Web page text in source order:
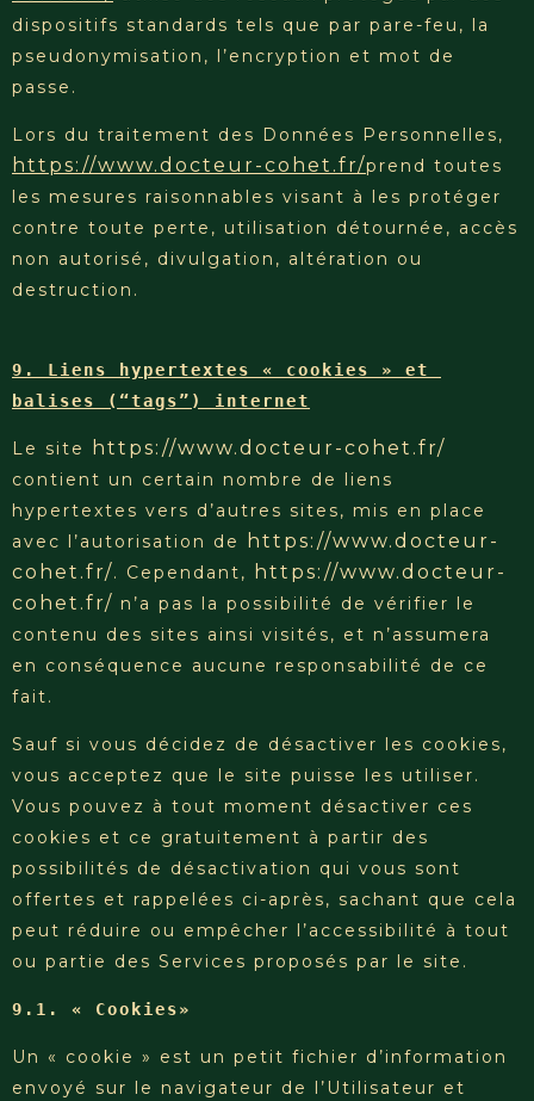
dispositifs standards tels que par pare-feu, la
pseudonymisation, l’encryption et mot de
passe.
Lors du traitement des Données Personnelles,
https://www.docteur-cohet.fr/prend toutes
les mesures raisonnables visant à les protéger
contre toute perte, utilisation détournée, accès
non autorisé, divulgation, altération ou
destruction.
9. Liens hypertextes « cookies » et
balises (“tags”) internet
Le site https://www.docteur-cohet.fr/
contient un certain nombre de liens
hypertextes vers d’autres sites, mis en place
avec l’autorisation de
https://www.docteur-
cohet.fr/. Cependant,
https://www.docteur-
cohet.fr/ n’a pas la possibilité de vérifier le
contenu des sites ainsi visités, et n’assumera
en conséquence aucune responsabilité de ce
fait.
Sauf si vous décidez de désactiver les cookies,
vous acceptez que le site puisse les utiliser.
Vous pouvez à tout moment désactiver ces
cookies et ce gratuitement à partir des
possibilités de désactivation qui vous sont
offertes et rappelées ci-après, sachant que cela
peut réduire ou empêcher l’accessibilité à tout
ou partie des Services proposés par le site.
9.1. « Cookies»
Un « cookie » est un petit fichier d’information
envoyé sur le navigateur de l’Utilisateur et